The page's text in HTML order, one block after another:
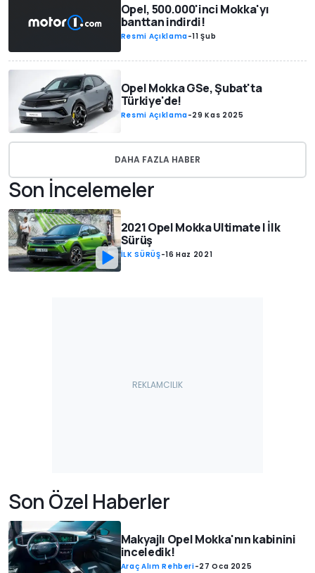
Opel, 500.000'inci Mokka'yı
banttan indirdi!
Resmi Açıklama-11 Şub
Opel Mokka GSe, Şubat'ta
Türkiye'de!
Resmi Açıklama-29 Kas 2025
DAHA FAZLA HABER
Son İncelemeler
2021 Opel Mokka Ultimate | İlk
Sürüş
İLK SÜRÜŞ-16 Haz 2021
Son Özel Haberler
Makyajlı Opel Mokka'nın kabinini
inceledik!
Araç Alım Rehberi-27 Oca 2025